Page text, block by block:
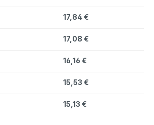
17,84 €
17,08 €
16,16 €
15,53 €
15,13 €